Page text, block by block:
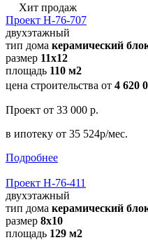
Хит продаж
Проект Н-76-707
двухэтажный
тип дома керамический
размер 11x12
площадь 110 м2
цена строительства от 4 620
Проект от 33 000 р.
в ипотеку от 35 524р/мес.
Подробнее
Проект Н-76-411
двухэтажный
тип дома керамический
размер 8х10
площадь 129 м2